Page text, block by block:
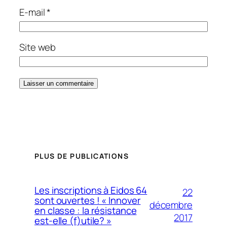
E-mail*
Site web
PLUS DE PUBLICATIONS
Les inscriptions à Eidos 64
sont ouvertes ! « Innover
en classe : la résistance
est-elle (f)utile? »
22
décembre
2017